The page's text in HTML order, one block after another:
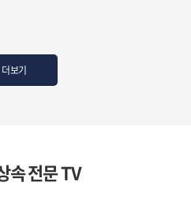
더보기
속 전문 TV